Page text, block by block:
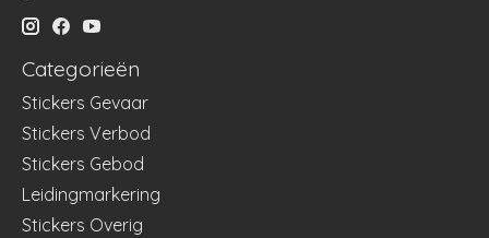
Categorieën
Stickers Gevaar
Stickers Verbod
Stickers Gebod
Leidingmarkering
Stickers Overig